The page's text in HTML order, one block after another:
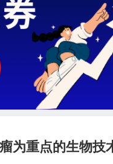
为重点的生物